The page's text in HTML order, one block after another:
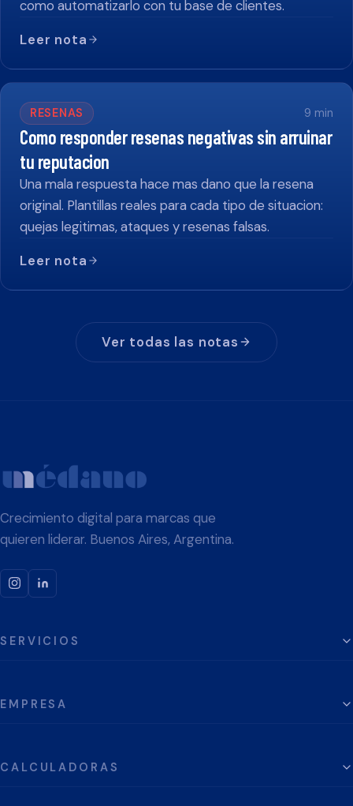
como automatizarlo con tu base de clientes.
Leer nota
RESENAS 9 min
Como responder resenas negativas sin arruinar
tu reputacion
Una mala respuesta hace mas dano que la resena
original. Plantillas reales para cada tipo de situacion:
quejas legitimas, ataques y resenas falsas.
Leer nota
Ver todas las notas
Crecimiento digital para marcas que
quieren liderar. Buenos Aires, Argentina.
SERVICIOS
EMPRESA
CALCULADORAS